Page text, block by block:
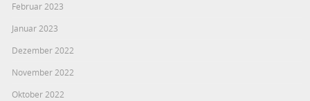
Februar 2023
Januar 2023
Dezember 2022
November 2022
Oktober 2022